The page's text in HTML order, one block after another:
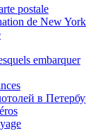
postale
de New York
embarquer
в